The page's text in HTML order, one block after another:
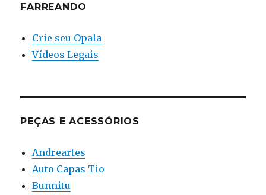
FARREANDO
Crie seu Opala
Vídeos Legais
PEÇAS E ACESSÓRIOS
Andreartes
Auto Capas Tio
Bunnitu